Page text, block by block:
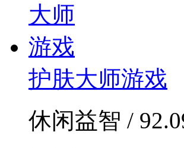
护肤大师游戏
休闲益智 /